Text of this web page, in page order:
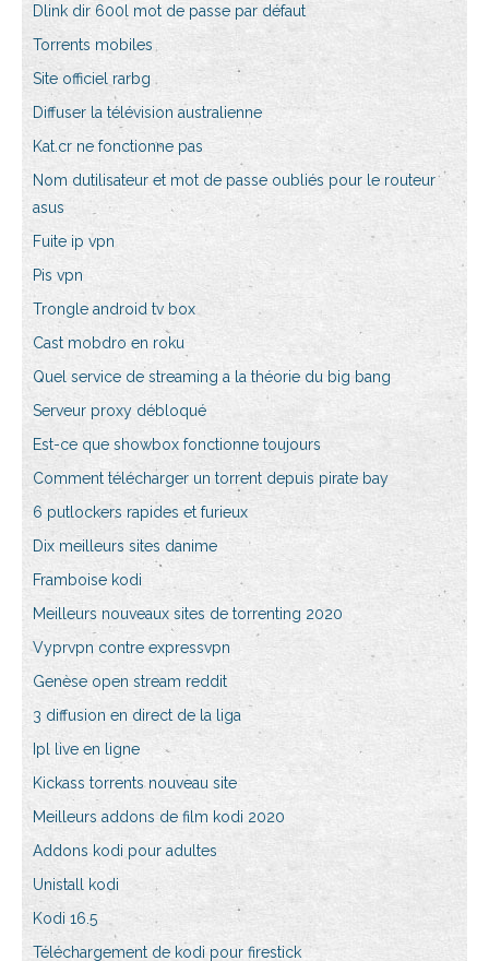
Dlink dir 600l mot de passe par défaut
Torrents mobiles
Site officiel rarbg
Diffuser la télévision australienne
Kat.cr ne fonctionne pas
Nom dutilisateur et mot de passe oubliés pour le routeur
asus
Fuite ip vpn
Pis vpn
Trongle android tv box
Cast mobdro en roku
Quel service de streaming a la théorie du big bang
Serveur proxy débloqué
Est-ce que showbox fonctionne toujours
Comment télécharger un torrent depuis pirate bay
6 putlockers rapides et furieux
Dix meilleurs sites danime
Framboise kodi
Meilleurs nouveaux sites de torrenting 2020
Vyprvpn contre expressvpn
Genèse open stream reddit
3 diffusion en direct de la liga
Ipl live en ligne
Kickass torrents nouveau site
Meilleurs addons de film kodi 2020
Addons kodi pour adultes
Unistall kodi
Kodi 16.5
Téléchargement de kodi pour firestick